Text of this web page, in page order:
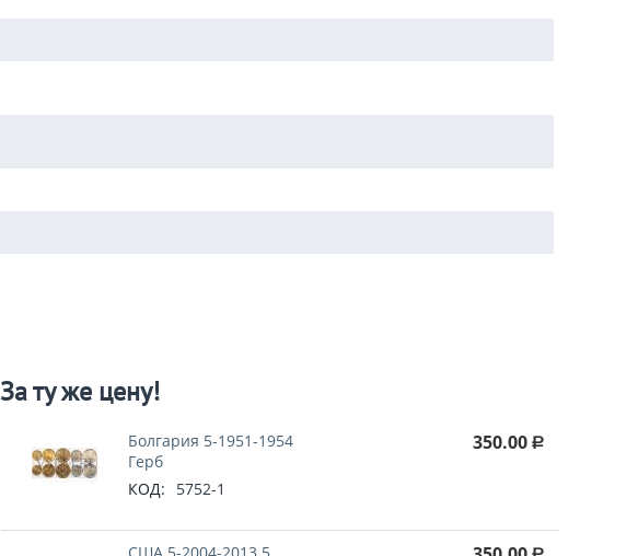
За ту же цену!
Болгария 5-1951-1954
Герб
КОД:
5752-1
350.00 Р